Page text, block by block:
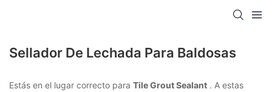
Sellador De Lechada Para Baldosas
Estás en el lugar correcto para Tile Grout Sealant . A estas